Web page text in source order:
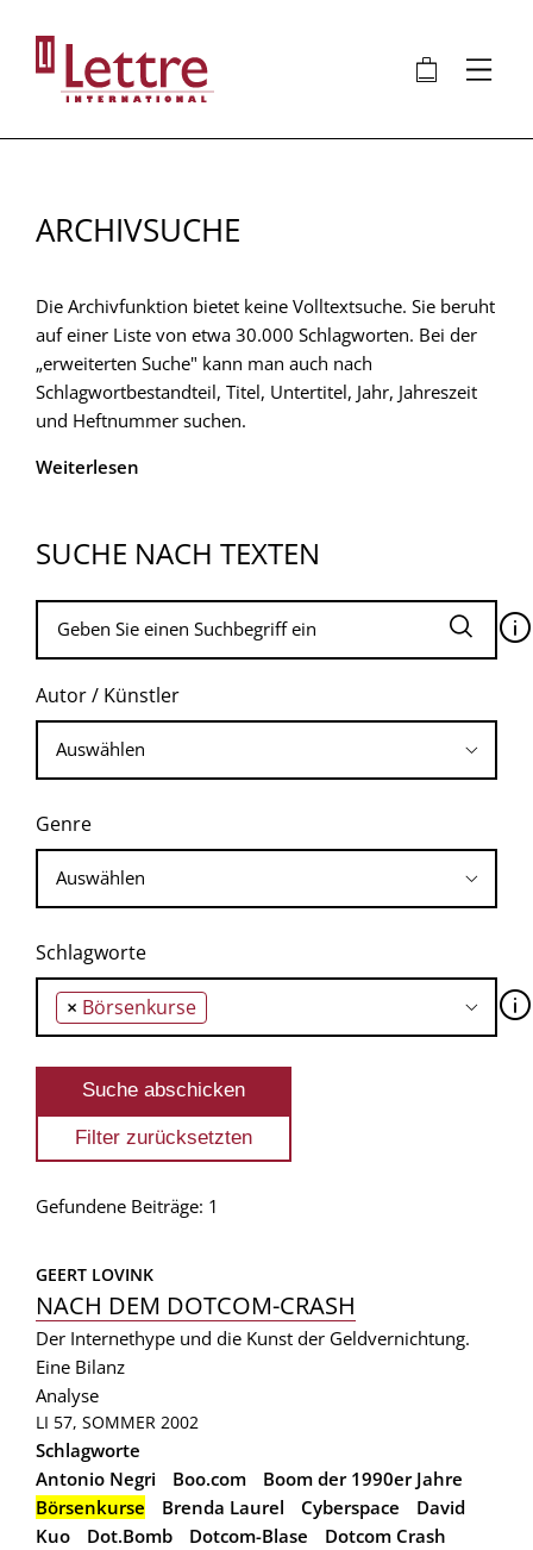
Inhalt
🛍 ⋮
ARCHIVSUCHE
Die Archivfunktion bietet keine Volltextsuche. Sie beruht
auf einer Liste von etwa 30.000 Schlagworten. Bei der
„erweiterten Suche" kann man auch nach
Schlagwortbestandteil, Titel, Untertitel, Jahr, Jahreszeit
und Heftnummer suchen.
Weiterlesen
SUCHE NACH TEXTEN
🛈
Autor / Künstler
Genre
Schlagworte
× Börsenkurse 🛈
Gefundene Beiträge: 1
GEERT LOVINK
NACH DEM DOTCOM-CRASH
Der Internethype und die Kunst der Geldvernichtung.
Eine Bilanz
Analyse
LI 57, SOMMER 2002
Schlagworte
Antonio Negri
Boo.com
Boom der 1990er Jahre
Börsenkurse
Brenda Laurel Cyberspace
David
Kuo
Dot.Bomb Dotcom-Blase
Dotcom Crash